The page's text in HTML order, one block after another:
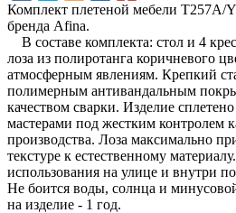
Комплект плетеной мебели T257A/
бренда Afina.
В составе комплекта: стол и 4
лоза из полиротанга коричневого
атмосферным явлениям. Крепкий
полимерным антивандальным
качеством сварки. Изделие
мастерами под жестким контролем
производства. Лоза максимально
текстуре к естественному
использования на улице и внутри
Не боится воды, солнца и
на изделие - 1 год.